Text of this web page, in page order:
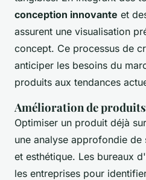
conception innovante et
assurent une visualisation
concept. Ce processus de
anticiper les besoins du
produits aux tendances
Amélioration de
Optimiser un produit déjà
une analyse approfondie de
et esthétique. Les bureaux
les entreprises pour